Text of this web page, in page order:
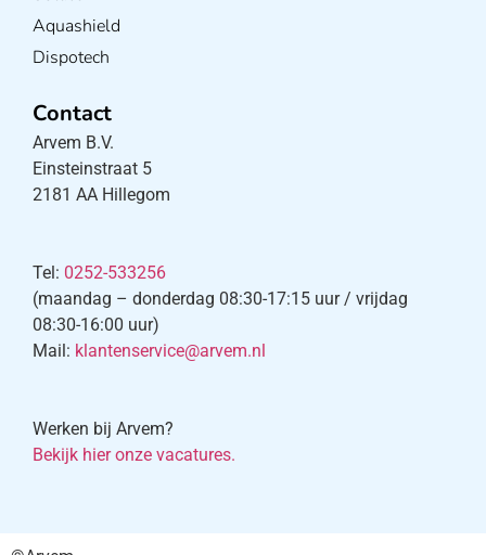
Aquashield
Dispotech
Contact
Arvem B.V.
Einsteinstraat 5
2181 AA Hillegom
Tel: 0252-533256
(maandag – donderdag 08:30-17:15 uur / vrijdag
08:30-16:00 uur)
Mail: klantenservice@arvem.nl
Werken bij Arvem?
Bekijk hier onze vacatures.